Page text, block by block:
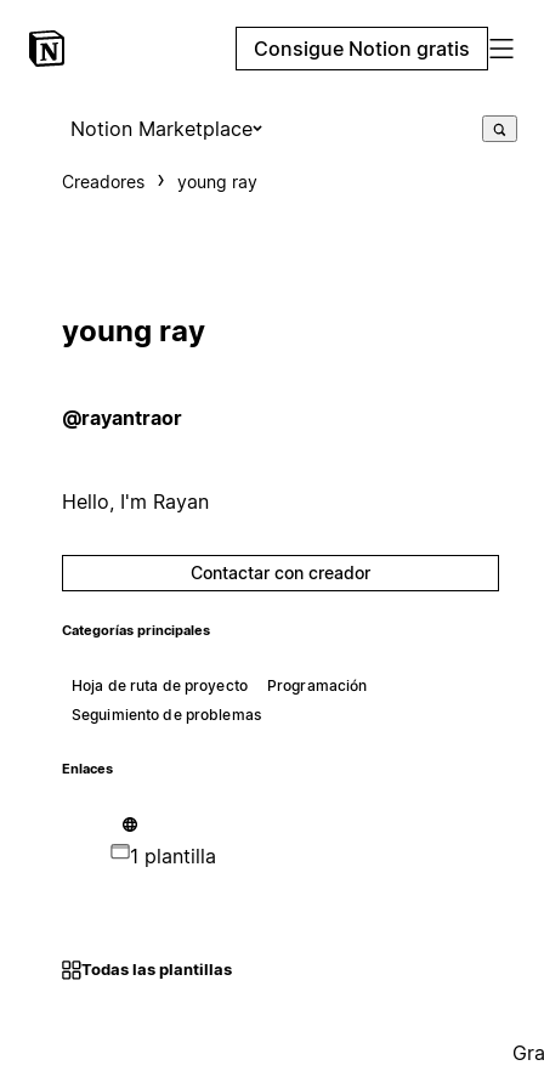
Consigue Notion gratis
Notion Marketplace
Creadores young ray
young ray
@rayantraor
Hello, I'm Rayan
Contactar con creador
Categorías principales
Hoja de ruta de proyecto
Programación
Seguimiento de problemas
Enlaces
1 plantilla
Todas las plantillas